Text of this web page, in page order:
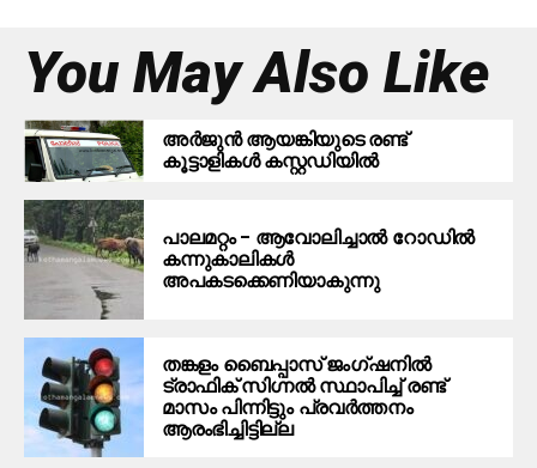
You May Also Like
അർജുൻ ആയങ്കിയുടെ രണ്ട്
കൂട്ടാളികൾ കസ്റ്റഡിയിൽ
പാലമറ്റം – ആവോലിച്ചാൽ റോഡിൽ
കന്നുകാലികൾ
അപകടക്കെണിയാകുന്നു
തങ്കളം ബൈപ്പാസ് ജംഗ്ഷനിൽ
ട്രാഫിക് സിഗ്നല്‍ സ്ഥാപിച്ച് രണ്ട്
മാസം പിന്നിട്ടും പ്രവർത്തനം
ആരംഭിച്ചിട്ടില്ല